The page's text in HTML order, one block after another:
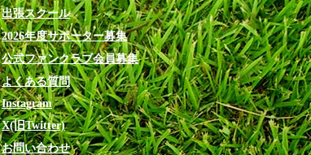
出張スクール
2026年度サポーター募集
公式ファンクラブ会員募集
よくある質問
Instagram
X(旧Twitter)
お問い合わせ